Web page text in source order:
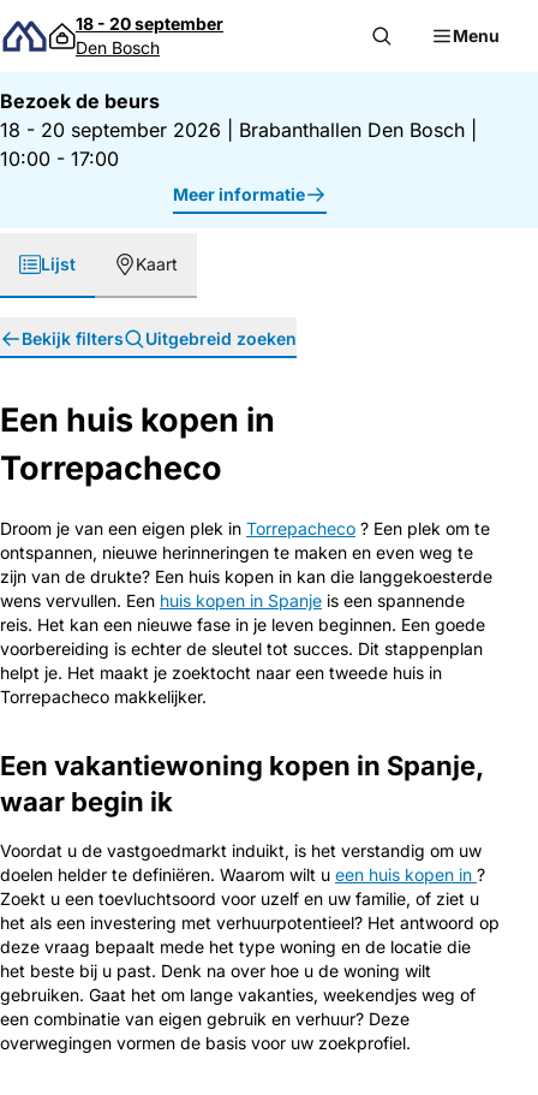
Direct naar inhoud
18 - 20 september
Den Bosch
Menu
Bezoek de beurs
18 - 20 september 2026
Brabanthallen Den Bosch
10:00 - 17:00
Meer informatie
Lijst Kaart
Bekijk filters Uitgebreid zoeken
Een huis kopen in
Torrepacheco
Droom je van een eigen plek in Torrepacheco ? Een plek om te
ontspannen, nieuwe herinneringen te maken en even weg te
zijn van de drukte? Een huis kopen in kan die langgekoesterde
wens vervullen. Een huis kopen in Spanje is een spannende
reis. Het kan een nieuwe fase in je leven beginnen. Een goede
voorbereiding is echter de sleutel tot succes. Dit stappenplan
helpt je. Het maakt je zoektocht naar een tweede huis in
Torrepacheco makkelijker.
Een vakantiewoning kopen in Spanje,
waar begin ik
Voordat u de vastgoedmarkt induikt, is het verstandig om uw
doelen helder te definiëren. Waarom wilt u een huis kopen in ?
Zoekt u een toevluchtsoord voor uzelf en uw familie, of ziet u
het als een investering met verhuurpotentieel? Het antwoord op
deze vraag bepaalt mede het type woning en de locatie die
het beste bij u past. Denk na over hoe u de woning wilt
gebruiken. Gaat het om lange vakanties, weekendjes weg of
een combinatie van eigen gebruik en verhuur? Deze
overwegingen vormen de basis voor uw zoekprofiel.